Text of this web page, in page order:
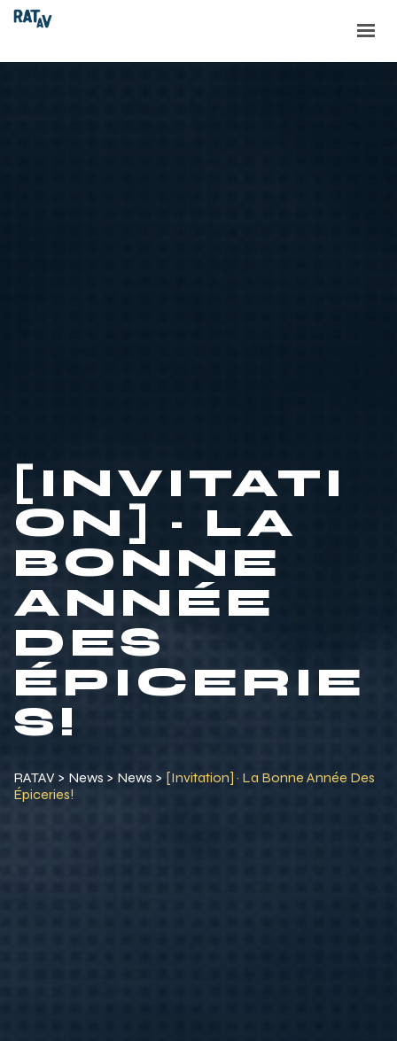
[INVITATI
ON] · LA
BONNE
ANNÉE
DES
ÉPICERIE
S!
RATAV > News > News > [Invitation] · La Bonne Année Des
Épiceries!